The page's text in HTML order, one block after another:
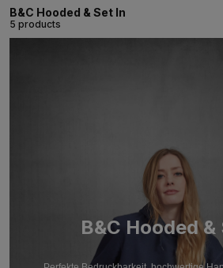
B&C Hooded & Set In
5 products
B&C Hooded &